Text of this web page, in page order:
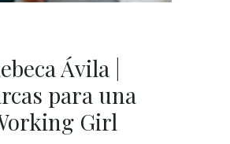
Ávila |
para una
Girl